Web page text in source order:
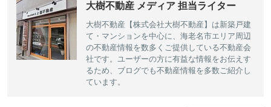
大樹不動産 メディア 担当ライター
大樹不動産【株式会社大樹不動産】は新築戸建
て・マンションを中心に、海老名市エリア周辺
の不動産情報を数多くご提供している不動産会
社です。ユーザーの方に有益な情報をお伝えす
るため、ブログでも不動産情報を多数ご紹介し
ています。